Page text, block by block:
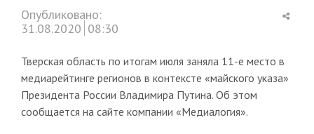
Опубликовано:
31.08.2020 08:30
Тверская область по итогам июля заняла 11-е место в
медиарейтинге регионов в контексте «майского указа»
Президента России Владимира Путина. Об этом
сообщается на сайте компании «Медиалогия».